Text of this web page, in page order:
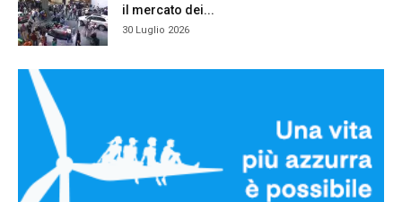
il mercato dei...
30 Luglio 2026